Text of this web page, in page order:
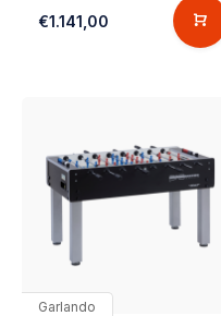
€1.141,00
Garlando